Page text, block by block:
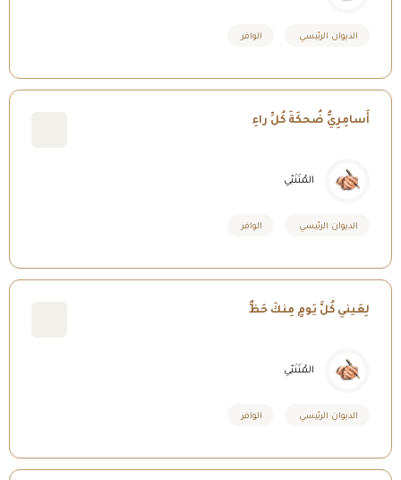
الديوان الرئيسي الوافر
أَسامِرِيُّ ضُحكَةَ كُلِّ راءِ
المُتَنَبّي
الديوان الرئيسي الوافر
لِعَيني كُلَّ يَومٍ مِنكَ حَظٌّ
المُتَنَبّي
الديوان الرئيسي الوافر